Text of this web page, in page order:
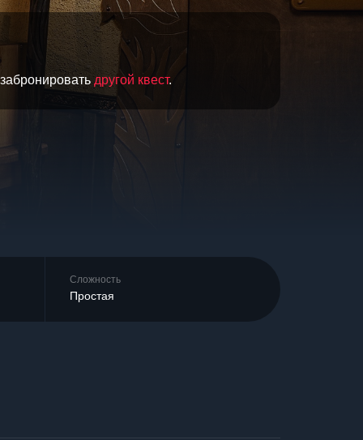
другой квест.
Сложность
Простая